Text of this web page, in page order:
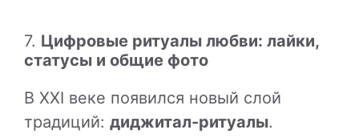
7. Цифровые ритуалы любви: лайки,
статусы и общие фото
В XXI веке появился новый слой
традиций: диджитал-ритуалы.